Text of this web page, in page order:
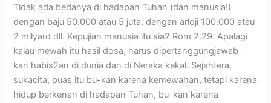
Tidak ada bedanya di hadapan Tuhan (dan manusia!)
dengan baju 50.000 atau 5 juta, dengan arloji 100.000 atau
2 milyard dll. Kepujian manusia itu sia2 Rom 2:29. Apalagi
kalau mewah itu hasil dosa, harus dipertanggungjawab-
kan habis2an di dunia dan di Neraka kekal. Sejahtera,
sukacita, puas itu bu-kan karena kemewahan, tetapi karena
hidup berkenan di hadapan Tuhan, bu-kan karena